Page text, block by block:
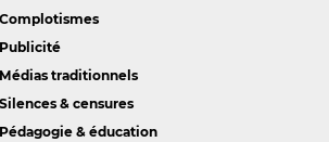
Complotismes
Publicité
Médias traditionnels
Silences & censures
Pédagogie & éducation